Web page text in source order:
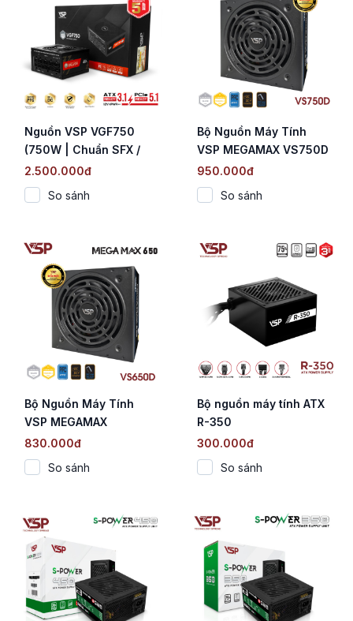
Nguồn VSP VGF750
(750W | Chuẩn SFX /
Cybenetics Platinum |
Fully Modular | ATX 3.1
& PCIe 5.1)
2.500.000đ
So sánh
Bộ Nguồn Máy Tính
VSP MEGAMAX VS750D
(750W / Cybenetics
Silver / Active PFC / DC
to DC)
950.000đ
So sánh
Bộ Nguồn Máy Tính
VSP MEGAMAX
VS650D (650W /
Cybenetics Silver /
Active PFC / DC to DC)
830.000đ
So sánh
Bộ nguồn máy tính ATX
R-350
300.000đ
So sánh